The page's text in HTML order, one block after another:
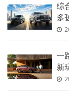
综
多
一
新